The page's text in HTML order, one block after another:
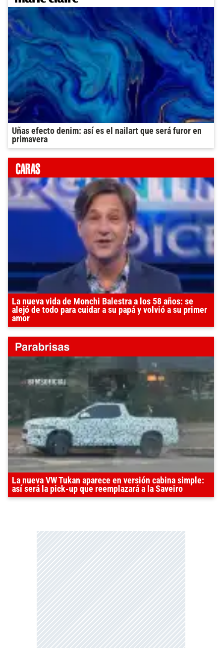
Uñas efecto denim: así es el nailart que será furor en
primavera
La nueva vida de Monchi Balestra a los 58 años: se
alejó de todo para cuidar a su papá y volvió a su primer
amor
La nueva VW Tukan aparece en versión cabina simple:
así será la pick-up que reemplazará a la Saveiro